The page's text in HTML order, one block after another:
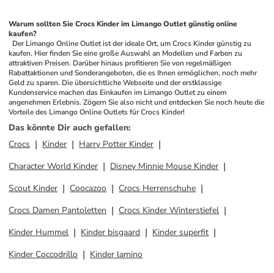
Warum sollten Sie Crocs Kinder im Limango Outlet günstig online
kaufen?
Der Limango Online Outlet ist der ideale Ort, um Crocs Kinder günstig zu
kaufen. Hier finden Sie eine große Auswahl an Modellen und Farben zu
attraktiven Preisen. Darüber hinaus profitieren Sie von regelmäßigen
Rabattaktionen und Sonderangeboten, die es Ihnen ermöglichen, noch mehr
Geld zu sparen. Die übersichtliche Webseite und der erstklassige
Kundenservice machen das Einkaufen im Limango Outlet zu einem
angenehmen Erlebnis. Zögern Sie also nicht und entdecken Sie noch heute die
Vorteile des Limango Online Outlets für Crocs Kinder!
Das könnte Dir auch gefallen:
Crocs
Kinder
Harry Potter Kinder
Character World Kinder
Disney Minnie Mouse Kinder
Scout Kinder
Coocazoo
Crocs Herrenschuhe
Crocs Damen Pantoletten
Crocs Kinder Winterstiefel
Kinder Hummel
Kinder bisgaard
Kinder superfit
Kinder Coccodrillo
Kinder lamino